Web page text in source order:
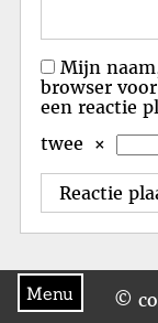
Menu
Mijn
browser
een reactie
twee ×
©